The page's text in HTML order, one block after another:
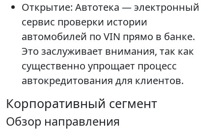
Открытие: Автотека — электронный
сервис проверки истории
автомобилей по VIN прямо в банке.
Это заслуживает внимания, так как
существенно упрощает процесс
автокредитования для клиентов.
Корпоративный сегмент
Обзор направления